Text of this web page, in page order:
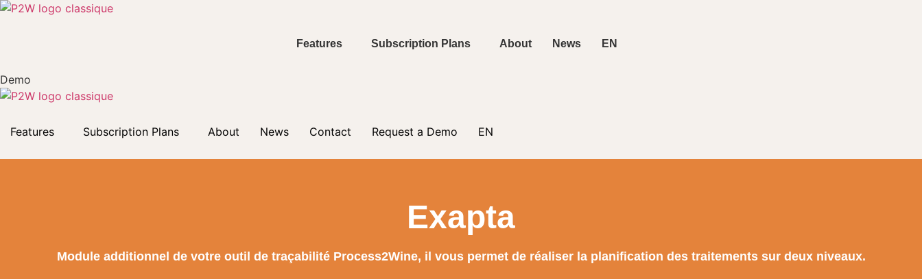
Skip
Features Subscription Plans About News EN
Demo
Features Subscription Plans About News Contact Request a Demo EN
Exapta
Module additionnel de votre outil de traçabilité Process2Wine, il vous permet de réaliser la planification des traitements sur deux niveaux.